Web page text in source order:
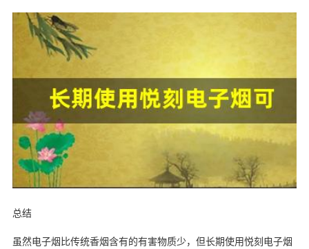
总结
虽然电子烟比传统香烟含有的有害物质少，但长期使用悦刻电子烟